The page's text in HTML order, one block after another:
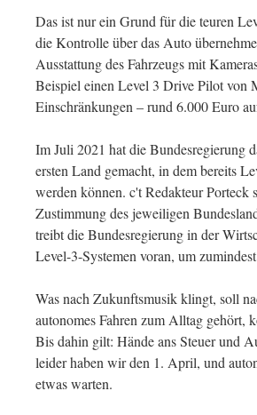
Das ist nur ein Grund für die teuren
die Kontrolle über das Auto
Ausstattung des Fahrzeugs mit
Beispiel einen Level 3 Drive Pilot von
Einschränkungen – rund 6.000 Euro
Im Juli 2021 hat die Bundesregierung
ersten Land gemacht, in dem bereits
werden können. c't Redakteur Porteck
Zustimmung des jeweiligen
treibt die Bundesregierung in der
Level-3-Systemen voran, um
Was nach Zukunftsmusik klingt, soll
autonomes Fahren zum Alltag gehört,
Bis dahin gilt: Hände ans Steuer und
leider haben wir den 1. April, und
etwas warten.